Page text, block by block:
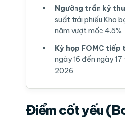
Ngưỡng trần kỹ
suất trái phiếu Kho
năm vượt mốc 4.5%
Kỳ họp FOMC tiếp
ngày 16 đến ngày
2026
Điểm cốt yếu